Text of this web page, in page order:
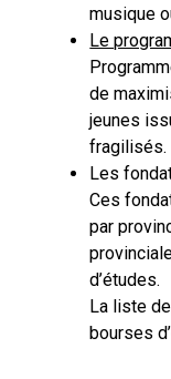
musique
Le
de
jeunes
fragilisés.
Les
Ces
par
d’études.
La liste
bourses